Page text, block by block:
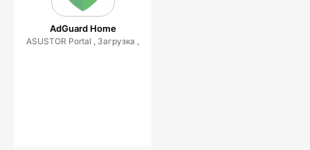
AdGuard Home
ASUSTOR Portal , Загрузка ,